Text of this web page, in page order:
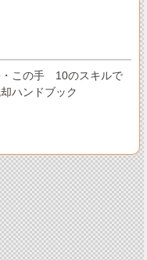
・この手 10のスキルで
ハンドブック